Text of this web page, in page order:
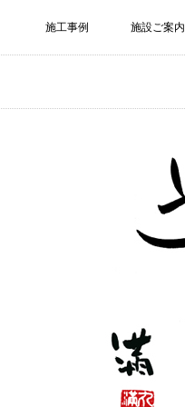
施工事例 施設ご案内